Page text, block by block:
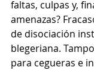
faltas, culpas y,
amenazas?
de disociación
blegeriana.
para cegueras e